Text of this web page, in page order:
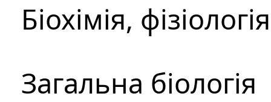
Біохімія,
Загальна біологія